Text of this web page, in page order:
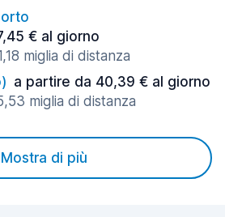
€ al giorno
miglia di distanza
a partire da 40,39 € al giorno
miglia di distanza
Mostra di più